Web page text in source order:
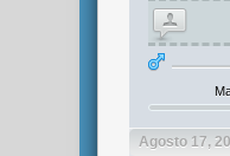
Agosto 17,